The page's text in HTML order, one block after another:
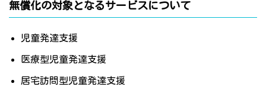
無償化の対象となるサービスについて
児童発達支援
医療型児童発達支援
居宅訪問型児童発達支援